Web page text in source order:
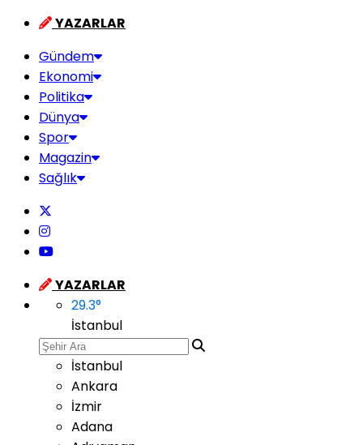
YAZARLAR
Gündem
Ekonomi
Politika
Dünya
Spor
Magazin
Sağlık
YAZARLAR
29.3°
İstanbul
İstanbul
Ankara
İzmir
Adana